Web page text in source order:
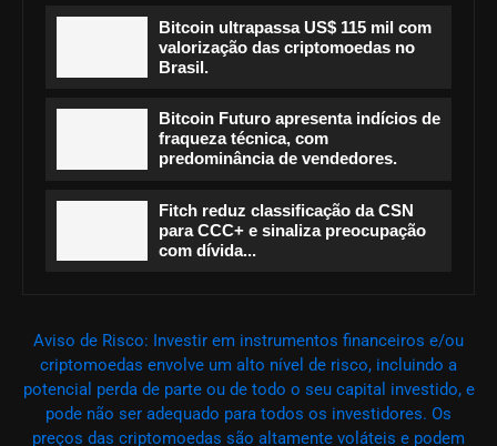
Bitcoin ultrapassa US$ 115 mil com
valorização das criptomoedas no
Brasil.
Bitcoin Futuro apresenta indícios de
fraqueza técnica, com
predominância de vendedores.
Fitch reduz classificação da CSN
para CCC+ e sinaliza preocupação
com dívida...
Aviso de Risco: Investir em instrumentos financeiros e/ou
criptomoedas envolve um alto nível de risco, incluindo a
potencial perda de parte ou de todo o seu capital investido, e
pode não ser adequado para todos os investidores. Os
preços das criptomoedas são altamente voláteis e podem